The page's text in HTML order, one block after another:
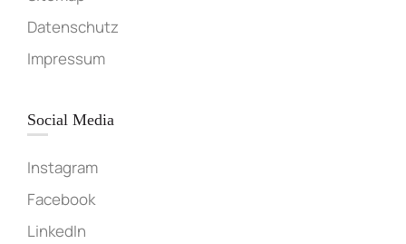
Datenschutz
Impressum
Social Media
Instagram
Facebook
LinkedIn